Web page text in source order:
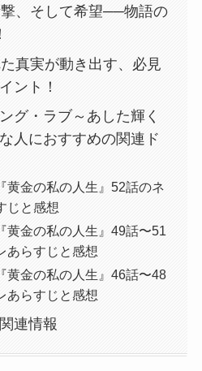
、そして希望──物語の
真実が動き出す、必見
ント！
グ・ラブ～あした輝く
人におすすめの関連ド
黄金の私の人生』52話のネ
じと感想
黄金の私の人生』49話〜51
あらすじと感想
黄金の私の人生』46話〜48
あらすじと感想
連情報